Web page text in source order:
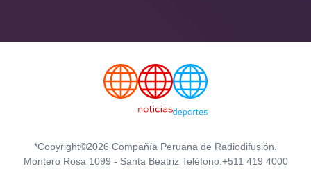
*Copyright©2026 Compañía Peruana de Radiodifusión.
Montero Rosa 1099 - Santa Beatriz Teléfono:+511 419 4000